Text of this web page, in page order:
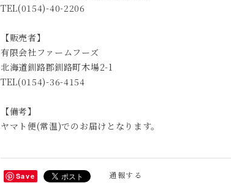
TEL(0154)-40-2206
【販売者】
有限会社ファームフーズ
北海道釧路郡釧路町木場2-1
TEL(0154)-36-4154
【備考】
ヤマト便(常温)でのお届けとなります。
Save 通報する